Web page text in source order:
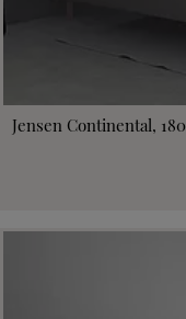
Jensen Continental,